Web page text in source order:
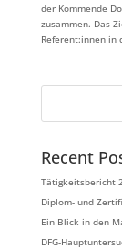
der Kommende
zusammen. Das
Referent:innen in
Recent
Tätigkeitsbericht
Diplom- und
Ein Blick in den
DFG-